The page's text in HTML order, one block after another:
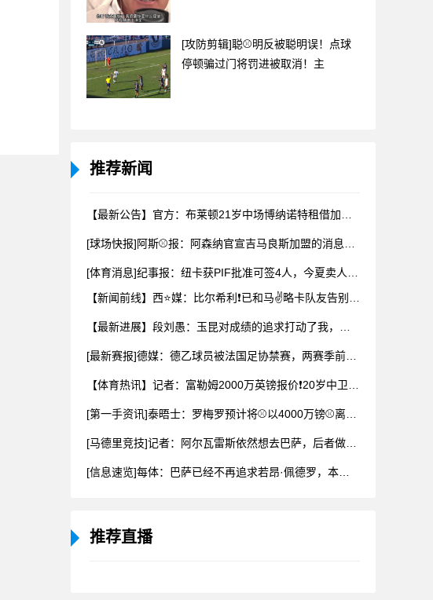
[攻防剪辑]聪⚾明反被聪明误！点球
停顿骗过门将罚进被取消！主
推荐新闻
推荐直播